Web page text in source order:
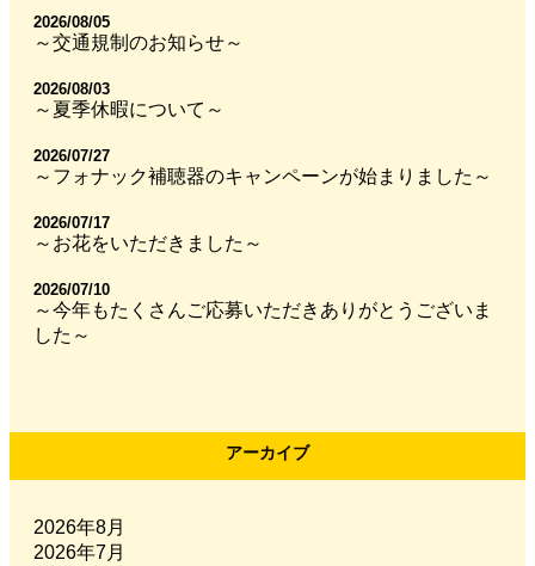
2026/08/05
～交通規制のお知らせ～
2026/08/03
～夏季休暇について～
2026/07/27
～フォナック補聴器のキャンペーンが始まりました～
2026/07/17
～お花をいただきました～
2026/07/10
～今年もたくさんご応募いただきありがとうございま
した～
アーカイブ
2026年8月
2026年7月